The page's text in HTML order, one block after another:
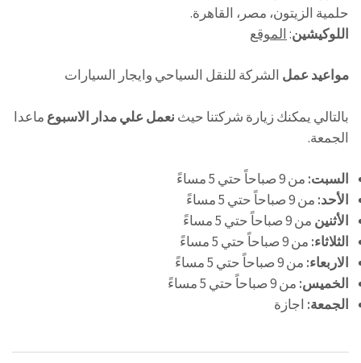
حلمية الزيتون، مصر، القاهرة.
اللوكيشين: الموقع
مواعيد عمل الشركة للنقل السياحي وايجار السيارات
بالتالي يمكنك زيارة شركتنا حيث نعمل علي مدار الاسبوع ماعدا
الجمعة.
السبت: من 9 صباحاً حتي 5 مساءً
الأحد: من 9 صباحاً حتي 5 مساءً
الأثنين من 9 صباحاً حتي 5 مساءً
الثلاثاء: من 9 صباحاً حتي 5 مساءً
الاربعاء: من 9 صباحاً حتي 5 مساءً
الخميس: من 9 صباحاً حتي 5 مساءً
الجمعة: اجازة